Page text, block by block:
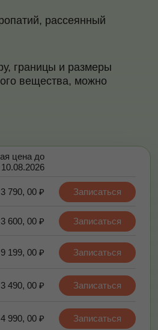
рассеянный
границы и размеры
вещества, можно
цена до
10.08.2026
3 790, 00 ₽ Записаться
3 600, 00 ₽ Записаться
9 199, 00 ₽ Записаться
3 490, 00 ₽ Записаться
4 990, 00 ₽ Записаться